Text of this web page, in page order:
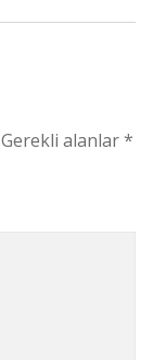
Gerekli alanlar*